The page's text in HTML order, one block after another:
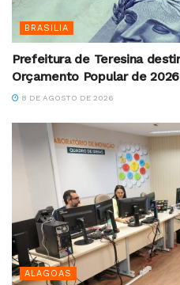
BRASILIA
Prefeitura de Teresina
Orçamento Popular de 2026
8 DE AGOSTO DE 2026
ALAGOAS